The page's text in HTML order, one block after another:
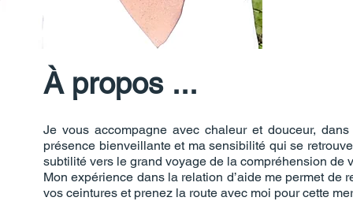
À propos ...
Je vous accompagne avec chaleur et douceur,
présence bienveillante et ma sensibilité qui se
subtilité vers le grand voyage de la compréhension de
Mon expérience dans la relation d’aide me permet
vos ceintures et prenez la route avec moi pour cette